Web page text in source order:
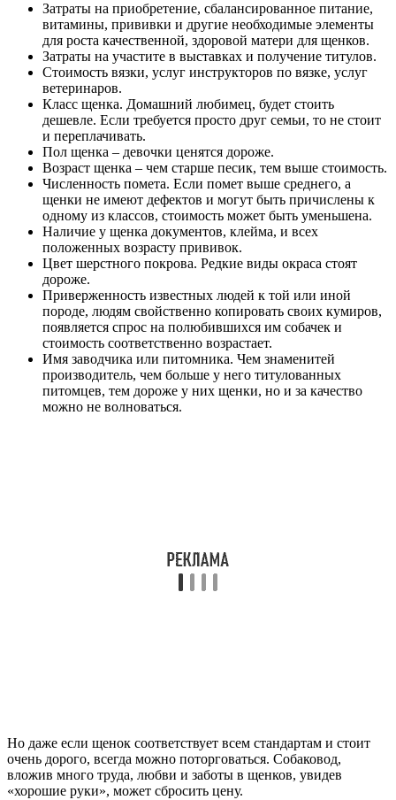
Затраты на приобретение, сбалансированное питание,
витамины, прививки и другие необходимые элементы
для роста качественной, здоровой матери для щенков.
Затраты на участите в выставках и получение титулов.
Стоимость вязки, услуг инструкторов по вязке, услуг
ветеринаров.
Класс щенка. Домашний любимец, будет стоить
дешевле. Если требуется просто друг семьи, то не стоит
и переплачивать.
Пол щенка – девочки ценятся дороже.
Возраст щенка – чем старше песик, тем выше стоимость.
Численность помета. Если помет выше среднего, а
щенки не имеют дефектов и могут быть причислены к
одному из классов, стоимость может быть уменьшена.
Наличие у щенка документов, клейма, и всех
положенных возрасту прививок.
Цвет шерстного покрова. Редкие виды окраса стоят
дороже.
Приверженность известных людей к той или иной
породе, людям свойственно копировать своих кумиров,
появляется спрос на полюбившихся им собачек и
стоимость соответственно возрастает.
Имя заводчика или питомника. Чем знаменитей
производитель, чем больше у него титулованных
питомцев, тем дороже у них щенки, но и за качество
можно не волноваться.
Но даже если щенок соответствует всем стандартам и стоит
очень дорого, всегда можно поторговаться. Собаковод,
вложив много труда, любви и заботы в щенков, увидев
«хорошие руки», может сбросить цену.